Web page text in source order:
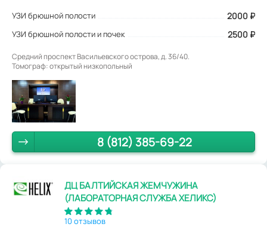
УЗИ брюшной полости 2000 ₽
УЗИ брюшной полости и почек 2500 ₽
Средний проспект Васильевского острова, д. 36/40.
Томограф: открытый низкопольный
8 (812) 385-69-22
ДЦ БАЛТИЙСКАЯ ЖЕМЧУЖИНА
(ЛАБОРАТОРНАЯ СЛУЖБА ХЕЛИКС)
10 отзывов